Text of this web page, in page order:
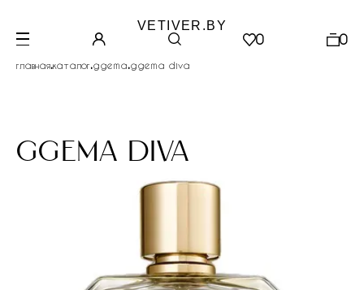
VETIVER.BY
0 0
главная.каталог.ggema.ggema diva
ggema diva